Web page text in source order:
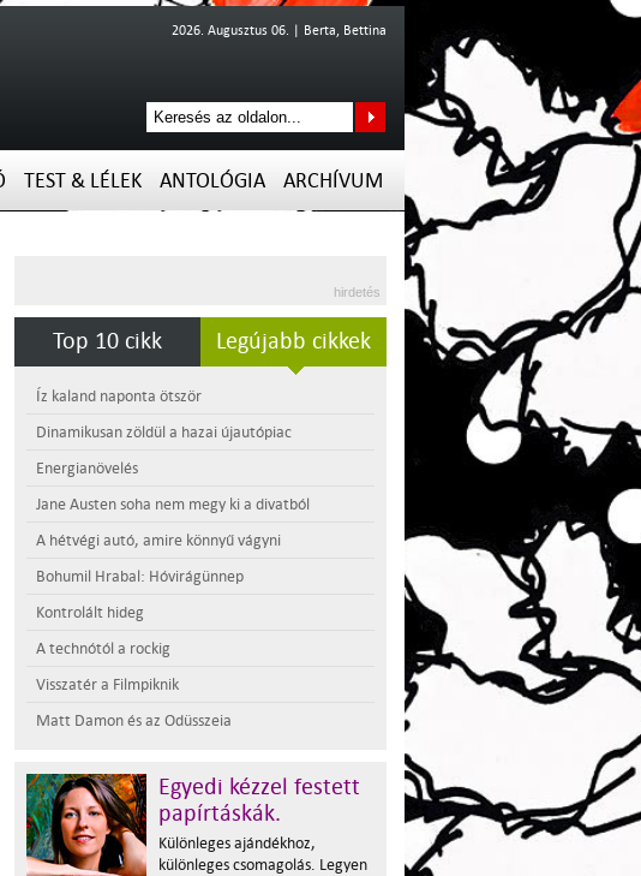
2026. Augusztus 06. | Berta, Bettina
TEST & LÉLEK ANTOLÓGIA ARCHÍVUM
hirdetés
Top 10 cikk Legújabb cikkek
Íz kaland naponta ötször
Dinamikusan zöldül a hazai újautópiac
Energianövelés
Jane Austen soha nem megy ki a divatból
A hétvégi autó, amire könnyű vágyni
Bohumil Hrabal: Hóvirágünnep
Kontrolált hideg
A technótól a rockig
Visszatér a Filmpiknik
Matt Damon és az Odüsszeia
Egyedi kézzel festett
papírtáskák.
Különleges ajándékhoz,
különleges csomagolás. Legyen